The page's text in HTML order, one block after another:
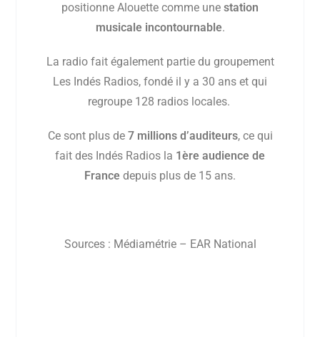
positionne Alouette comme une station
musicale incontournable.
La radio fait également partie du groupement
Les Indés Radios, fondé il y a 30 ans et qui
regroupe 128 radios locales.
Ce sont plus de 7 millions d’auditeurs, ce qui
fait des Indés Radios la 1ère audience de
France depuis plus de 15 ans.
Sources : Médiamétrie – EAR National